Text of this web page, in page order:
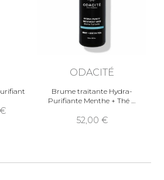
ODACITÉ
Brume traitante Hydra-
Purifiante Menthe + Thé
52,00